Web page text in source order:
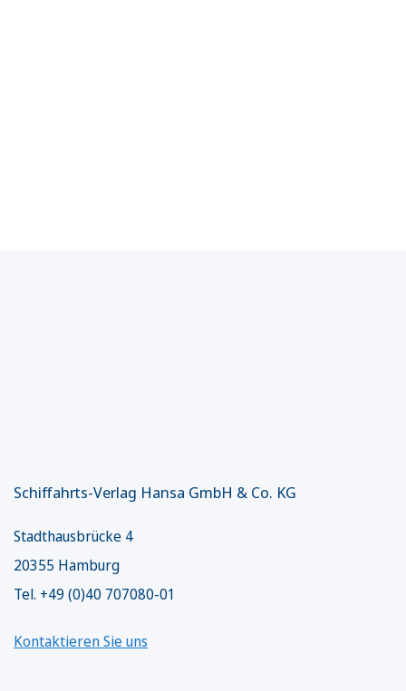
Schiffahrts-Verlag Hansa GmbH & Co. KG
Stadthausbrücke 4
20355 Hamburg
Tel. +49 (0)40 707080-01
Kontaktieren Sie uns